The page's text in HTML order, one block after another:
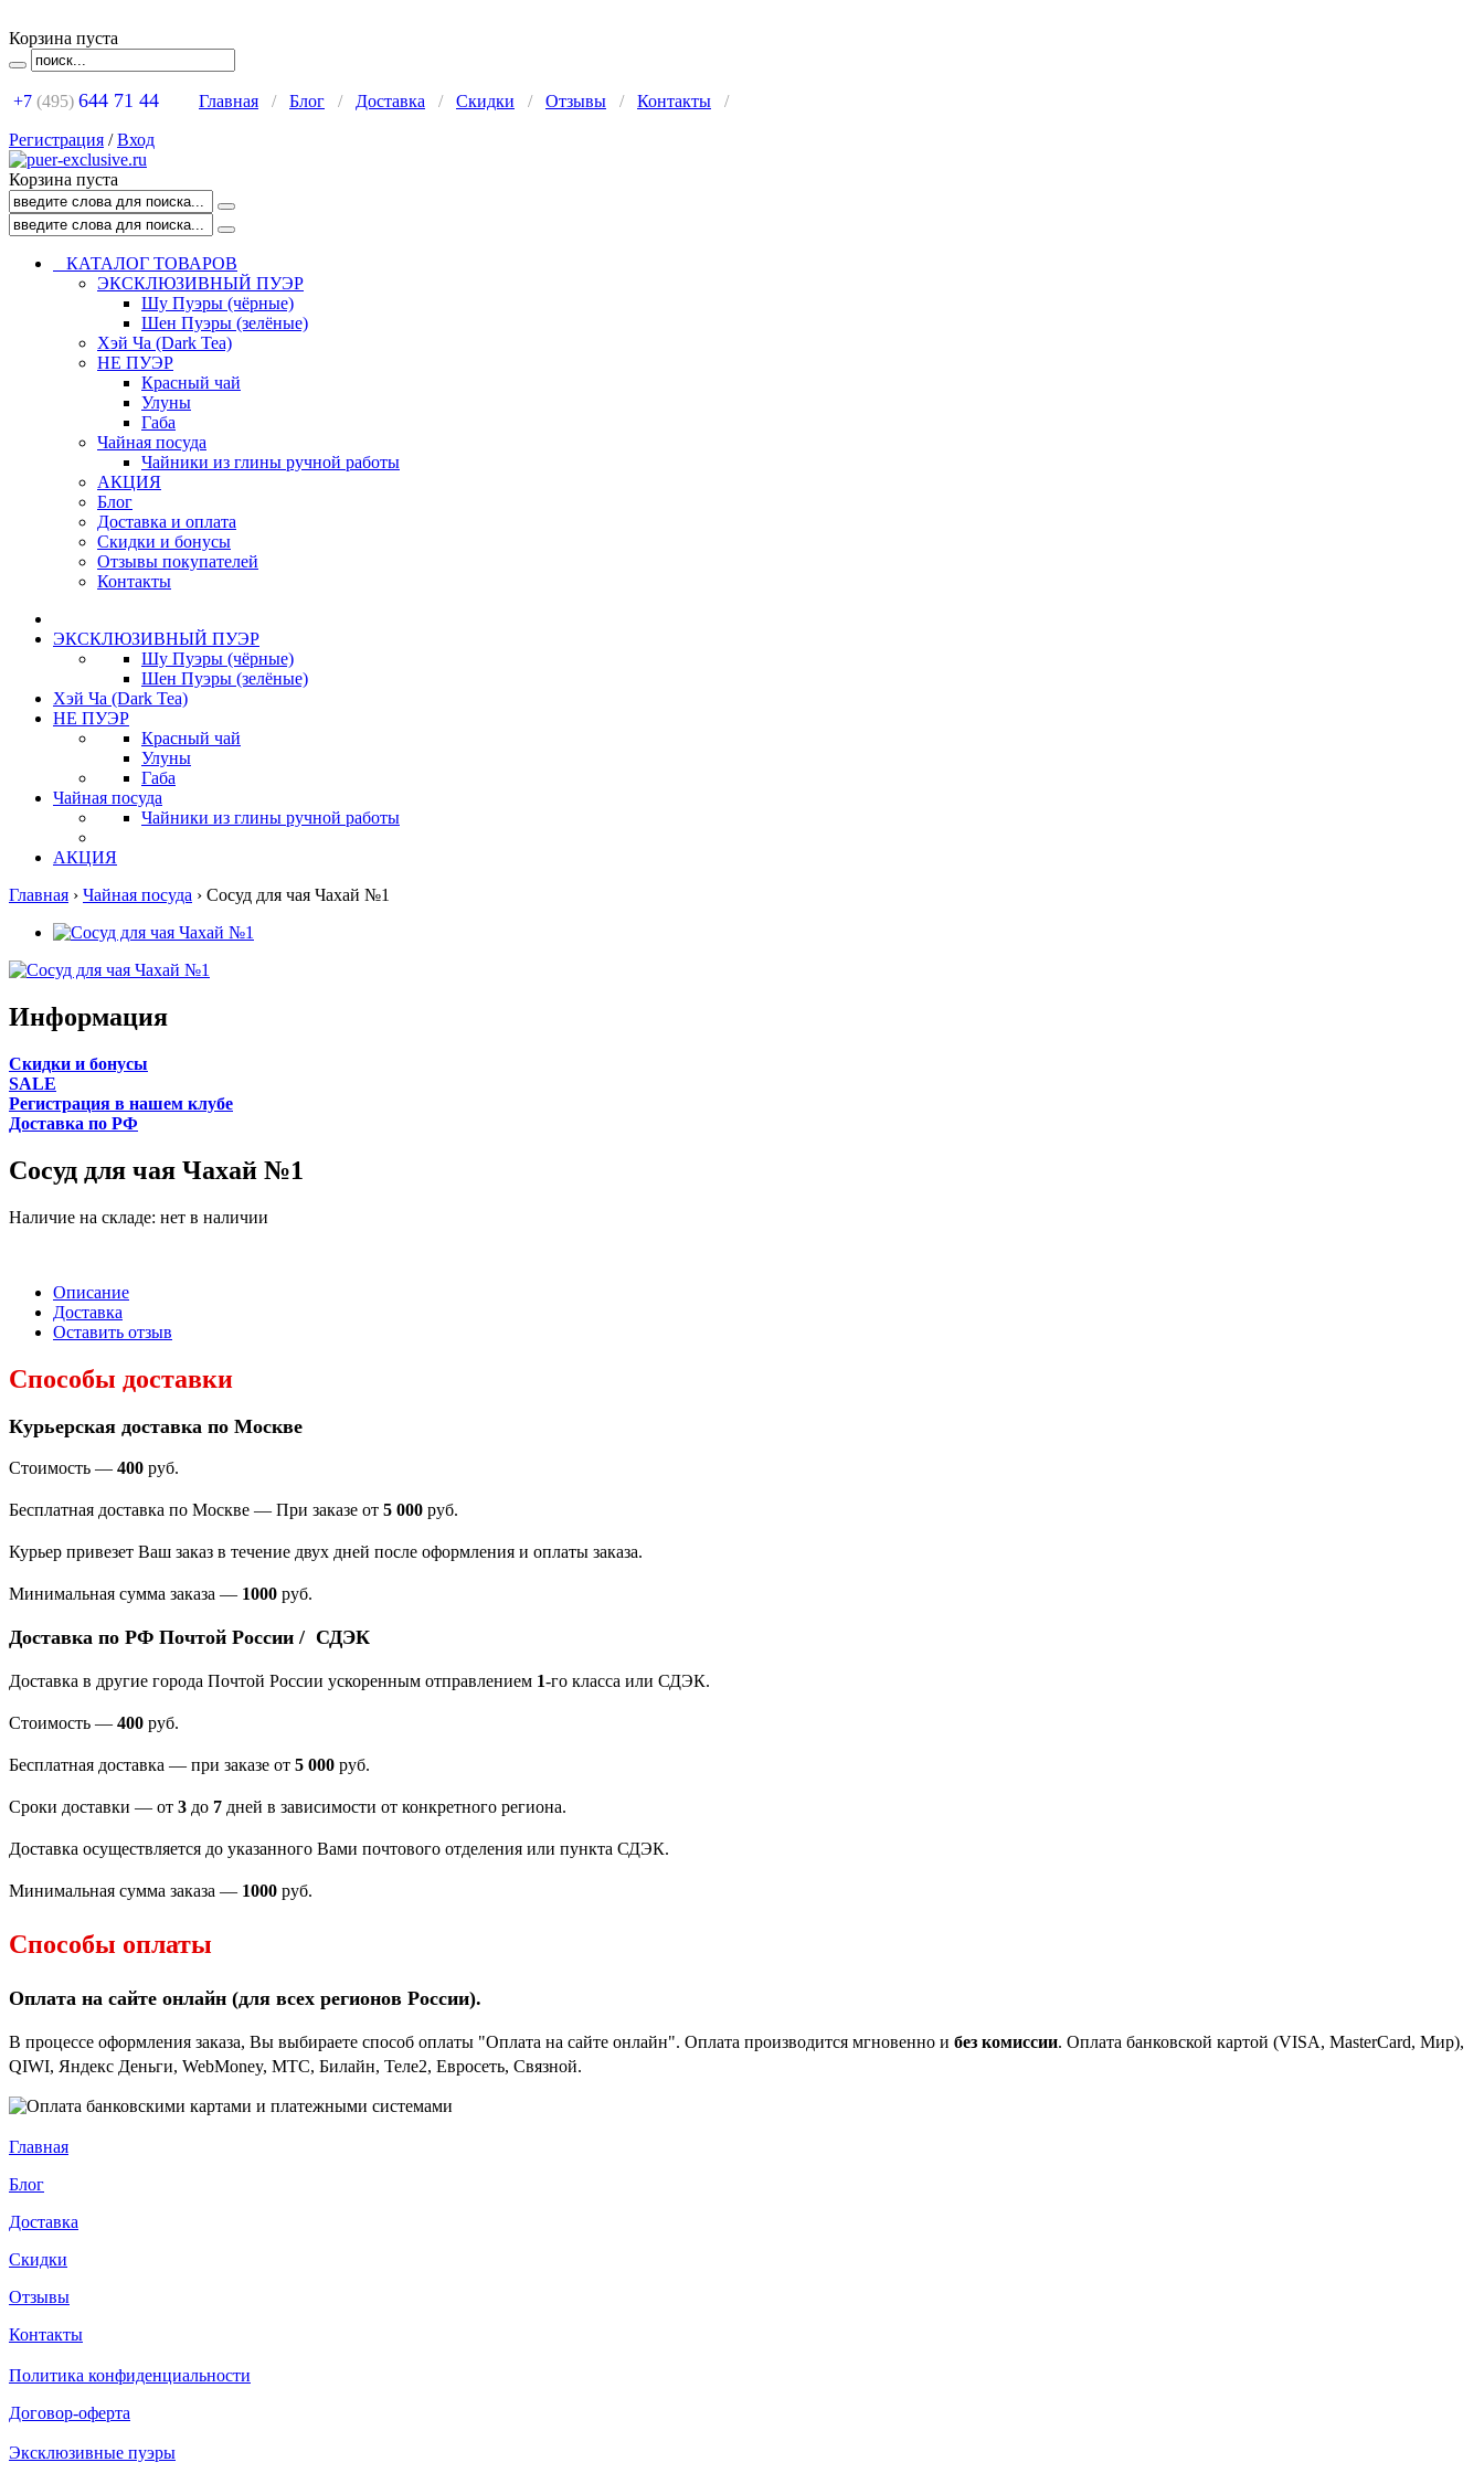
Корзина пуста
+7 (495) 644 71 44 Главная / Блог / Доставка / Скидки / Отзывы / Контакты /
Регистрация /Вход
Корзина пуста
КАТАЛОГ ТОВАРОВ
ЭКСКЛЮЗИВНЫЙ ПУЭР
Шу Пуэры (чёрные)
Шен Пуэры (зелёные)
Хэй Ча (Dark Tea)
НЕ ПУЭР
Красный чай
Улуны
Габа
Чайная посуда
Чайники из глины ручной работы
АКЦИЯ
Блог
Доставка и оплата
Скидки и бонусы
Отзывы покупателей
Контакты
ЭКСКЛЮЗИВНЫЙ ПУЭР
Шу Пуэры (чёрные)
Шен Пуэры (зелёные)
Хэй Ча (Dark Tea)
НЕ ПУЭР
Красный чай
Улуны
Габа
Чайная посуда
Чайники из глины ручной работы
АКЦИЯ
Главная › Чайная посуда › Сосуд для чая Чахай №1
Информация
Cкидки и бонусы
SALE
Регистрация в нашем клубе
Доставка по РФ
Сосуд для чая Чахай №1
Наличие на складе: нет в наличии
Описание
Доставка
Оставить отзыв
Способы доставки
Курьерская доставка по Москве
Стоимость — 400 руб.
Бесплатная доставка по Москве — При заказе от 5 000 руб.
Курьер привезет Ваш заказ в течение двух дней после оформления и оплаты заказа.
Минимальная сумма заказа — 1000 руб.
Доставка по РФ Почтой России / СДЭК
Доставка в другие города Почтой России ускоренным отправлением 1-го класса или СДЭК.
Стоимость — 400 руб.
Бесплатная доставка — при заказе от 5 000 руб.
Сроки доставки — от 3 до 7 дней в зависимости от конкретного региона.
Доставка осуществляется до указанного Вами почтового отделения или пункта СДЭК.
Минимальная сумма заказа — 1000 руб.
Способы оплаты
Оплата на сайте онлайн (для всех регионов России).
В процессе оформления заказа, Вы выбираете способ оплаты "Оплата на сайте онлайн". Оплата производится мгновенно и без комиссии. Оплата банковской картой (VISA, MasterCard, Мир),
QIWI, Яндекс Деньги, WebMoney, МТС, Билайн, Теле2, Евросеть, Связной.
Главная
Блог
Доставка
Скидки
Отзывы
Контакты
Политика конфиденциальности
Договор-оферта
Эксклюзивные пуэры